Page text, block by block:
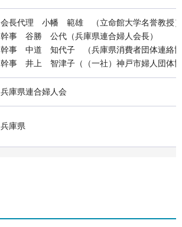
会長代理 小幡 範雄 （立命館大学名誉教授）
幹事 谷勝 公代（兵庫県連合婦人会長）
幹事 中道 知代子 （兵庫県消費者団体連絡協
幹事 井上 智津子（（一社）神戸市婦人団体
兵庫県連合婦人会
兵庫県